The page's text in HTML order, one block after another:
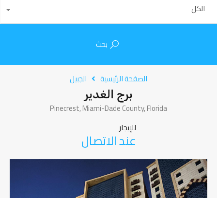
الكل
بحث
الصفحة الرئيسية الجبيل
برج الغدير
Pinecrest, Miami-Dade County, Florida
للإيجار
عند الاتصال